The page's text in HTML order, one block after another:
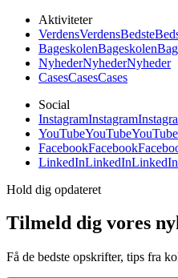
Aktiviteter
VerdensVerdensBedste
BageskolenBageskolen
NyhederNyhederNyheder
CasesCasesCases
Social
InstagramInstagram
YouTubeYouTubeYouTube
FacebookFacebook
LinkedInLinkedInLinkedIn
Hold dig opdateret
Tilmeld dig vores
Få de bedste opskrifter, tips fra